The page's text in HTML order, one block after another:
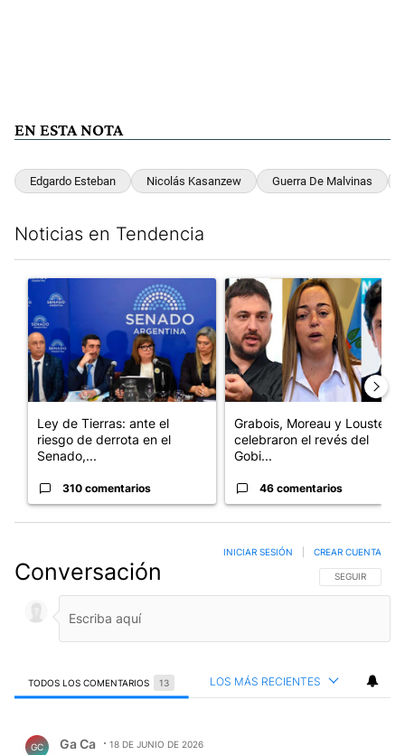
EN ESTA NOTA
Edgardo Esteban Nicolás Kasanzew Guerra De Malvinas
Noticias en Tendencia
Un artículo de tendencia con el título "Ley de Tierras: ante el
Ley de Tierras: ante el
riesgo de derrota en el
Senado,...
310 comentarios
Un artículo de tendencia con
Grabois, Moreau y Lousteau
celebraron el revés del
Gobi...
46 comentarios
Conversación SIGA ESTA
SEGUIR
INICIAR SESIÓN CREAR CUENTA
TODOS LOS COMENTARIOS 13 LOS MÁS RECIENTES
GC Ga Ca 18 DE JUNIO DE 2026